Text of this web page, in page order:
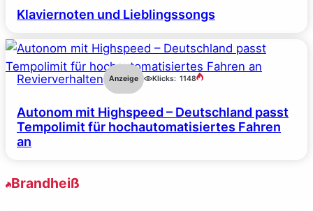
Klaviernoten und Lieblingssongs
Revierverhalten Anzeige Klicks: 1148
Autonom mit Highspeed – Deutschland passt
Tempolimit für hochautomatisiertes Fahren
an
Brandheiß